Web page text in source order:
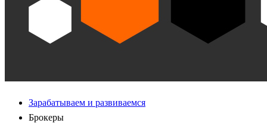
Зарабатываем и развиваемся
Брокеры